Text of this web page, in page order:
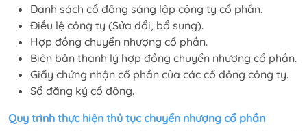
Danh sách cổ đông sáng lập công ty cổ phần.
Điều lệ công ty (Sửa đổi, bổ sung).
Hợp đồng chuyển nhượng cổ phần.
Biên bản thanh lý hợp đồng chuyển nhượng cổ phần.
Giấy chứng nhận cổ phần của các cổ đông công ty.
Sổ đăng ký cổ đông.
Quy trình thực hiện thủ tục chuyển nhượng cổ phần